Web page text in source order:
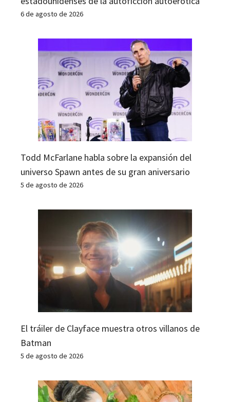
6 de agosto de 2026
Todd McFarlane habla sobre la expansión del
universo Spawn antes de su gran aniversario
5 de agosto de 2026
El tráiler de Clayface muestra otros villanos de
Batman
5 de agosto de 2026